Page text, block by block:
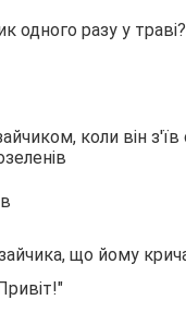
одного разу у траві?
коли він з'їв
що йому
"